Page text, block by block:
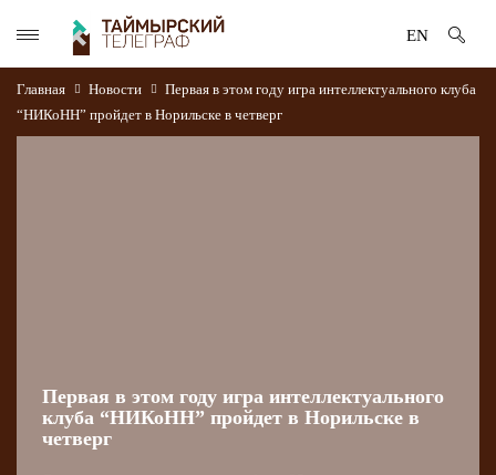
EN
Главная Новости
Первая в этом году игра интеллектуального клуба
“НИКоНН” пройдет в Норильске в четверг
Первая в этом году игра интеллектуального
клуба “НИКоНН” пройдет в Норильске в
четверг